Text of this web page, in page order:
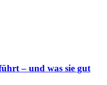
– und was sie gut